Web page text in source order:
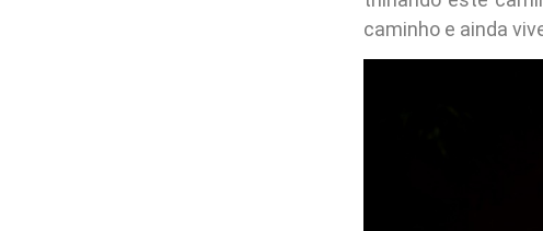
caminho e ainda